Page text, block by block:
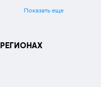
Показать еще